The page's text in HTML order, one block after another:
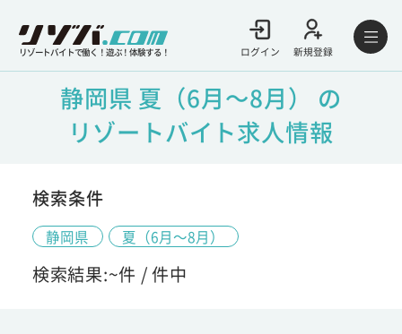
リゾートバイトで働く！遊ぶ！体験する！ ログイン 新規登録
静岡県 夏（6月～8月） の
リゾートバイト求人情報
検索条件
静岡県 夏（6月～8月）
検索結果:~件 /件中